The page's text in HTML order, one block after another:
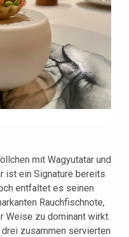
mit Wagyutatar und
ist ein Signature bereits
entfaltet es seinen
Rauchfischnote,
Weise zu dominant wirkt.
zusammen servierten